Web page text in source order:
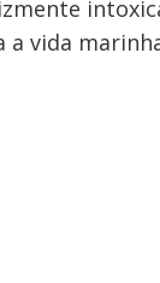
a vida